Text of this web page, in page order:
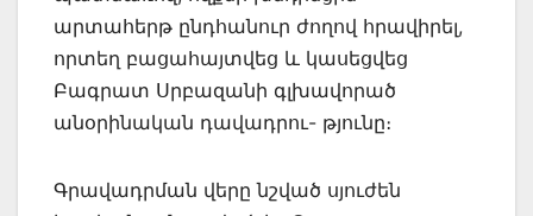
արտահերթ ընդհանուր ժողով հրավիրել,
որտեղ բացահայտվեց և կասեցվեց
Բագրատ Սրբազանի գլխավորած
անօրինական դավադրու- թյունը։
Գրավադրման վերը նշված սյուժեն